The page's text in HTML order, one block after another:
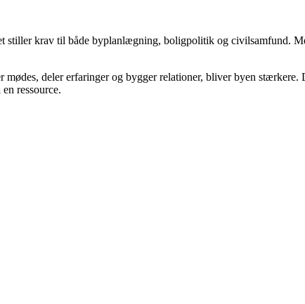
krav til både byplanlægning, boligpolitik og civilsamfund.
deler erfaringer og bygger relationer, bliver byen
ressource.